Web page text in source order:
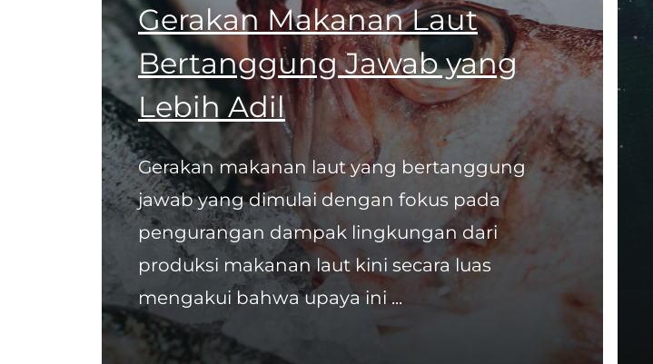
Gerakan Makanan Laut
Bertanggung Jawab yang
Lebih Adil
Gerakan makanan laut yang bertanggung
jawab yang dimulai dengan fokus pada
pengurangan dampak lingkungan dari
produksi makanan laut kini secara luas
mengakui bahwa upaya ini ...